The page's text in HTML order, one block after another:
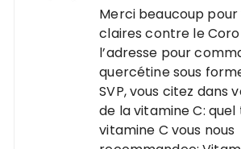
Merci beaucoup pour
claires contre le
l’adresse pour
quercétine sous
SVP, vous citez dans
de la vitamine C:
vitamine C vous nous